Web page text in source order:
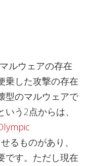
マルウェアの存在
乗した攻撃の存在
型のマルウェアで
う2点からは、
るものがあり、
です。ただし現在